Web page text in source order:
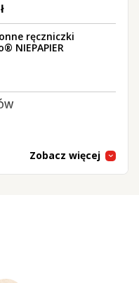
ręczniczki
NIEPAPIER
z warstwą
ręczniczki
NIEPAPIER
Zobacz więcej